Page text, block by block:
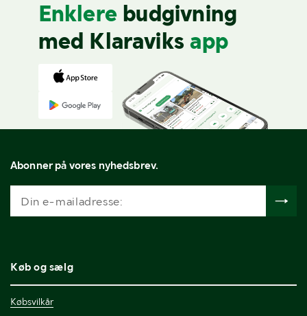
Enklere budgivning
med Klaraviks app
Abonner på vores nyhedsbrev.
Køb og sælg
Købsvilkår